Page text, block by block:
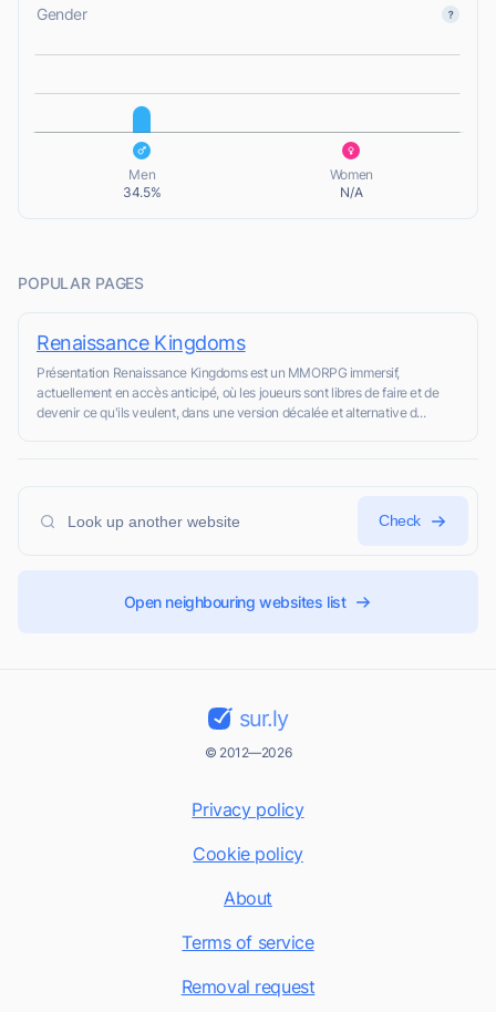
Gender
L
Men
34.5%
Women
N/A
POPULAR PAGES
Renaissance Kingdoms
Présentation Renaissance Kingdoms est un MMORPG immersif,
actuellement en accès anticipé, où les joueurs sont libres de faire et de
devenir ce qu'ils veulent, dans une version décalée et alternative d...
Check
Open neighbouring websites list
sur.ly
© 2012—2026
Privacy policy
Cookie policy
About
Terms of service
Removal request